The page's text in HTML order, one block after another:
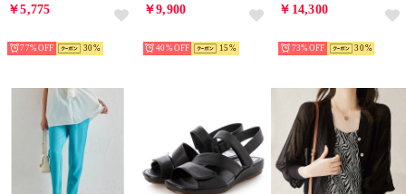
￥5,775
77% 30
￥9,900
40% 15
￥14,300
73% 30